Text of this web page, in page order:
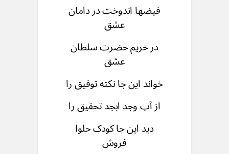
فيضها اندوخت در دامان
عشق
در حریم حضرت سلطان
عشق
خواند این جا نکته توفیق را
از آب وجد ابجد تحقیق را
دید این جا كودک حلوا
فروش